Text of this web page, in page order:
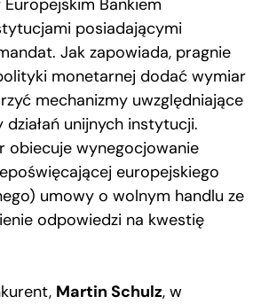
Bankiem
posiadającymi
Jak zapowiada, pragnie
monetarnej dodać wymiar
mechanizmy uwzględniające
działań unijnych instytucji.
obiecuje wynegocjowanie
europejskiego
umowy o wolnym handlu ze
odpowiedzi na kwestię
Martin Schulz, w